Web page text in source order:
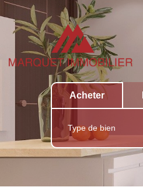
Acheter
Type de bien